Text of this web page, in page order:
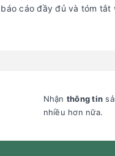
cáo đầy đủ và tóm
Nhận thông tin
nhiều hơn nữa.